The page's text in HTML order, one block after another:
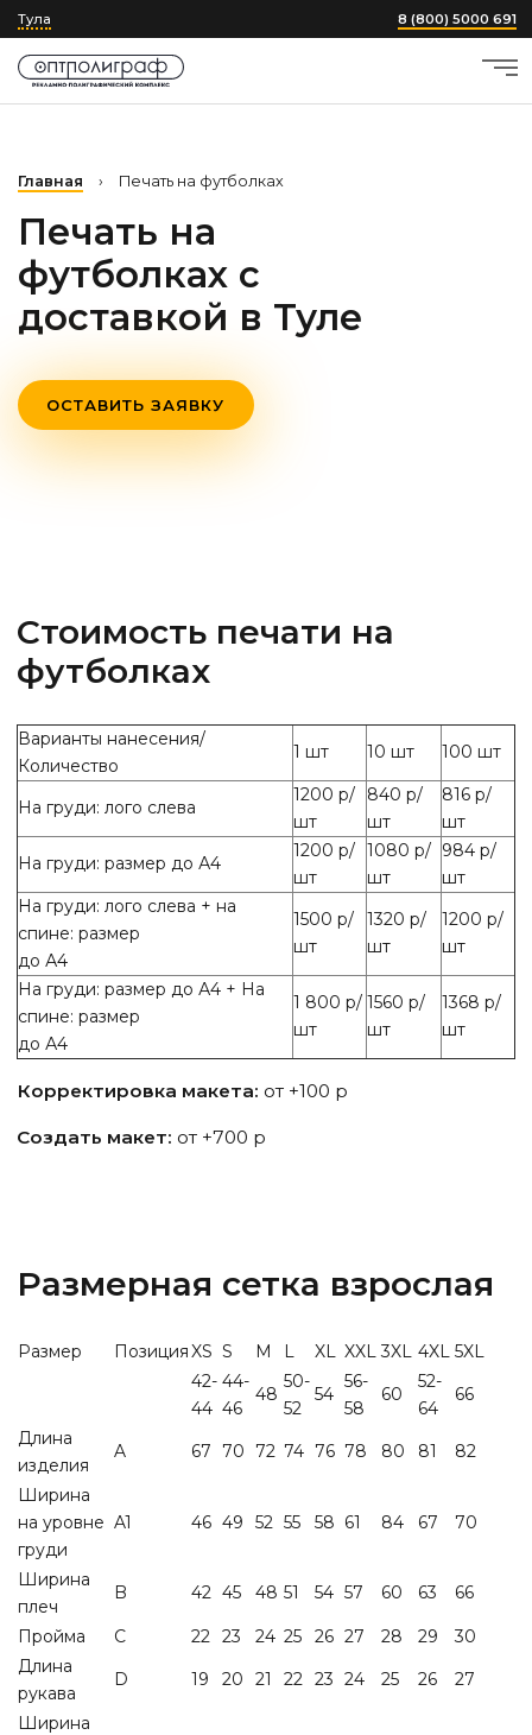
Тула 8 (800) 5000 691
Главная › Печать на футболках
Печать на
футболках с
доставкой в Туле
ОСТАВИТЬ ЗАЯВКУ
Стоимость печати на
футболках
Варианты нанесения/
Количество
1 шт 10 шт 100 шт
На груди: лого слева
1200 р/
шт
840 р/
шт
816 р/
шт
На груди: размер до А4
1200 р/
шт
1080 р/
шт
984 р/
шт
На груди: лого слева + на
спине: размер
до А4
1500 р/
шт
1320 р/
шт
1200 р/
шт
На груди: размер до А4 + На
спине: размер
до А4
1 800 р/
шт
1560 р/
шт
1368 р/
шт
Корректировка макета: от +100 р
Создать макет: от +700 р
Размерная сетка взрослая
Размер ПозицияXS S M L XL XXL 3XL 4XL 5XL
42-
44
44-
46
48
50-
52
54
56-
58
60
52-
64
66
Длина
изделия
A 67 70 72 74 76 78 80 81 82
Ширина
на уровне
груди
A1 46 49 52 55 58 61 84 67 70
Ширина
плеч
B 42 45 48 51 54 57 60 63 66
Пройма C 22 23 24 25 26 27 28 29
30
Длина
рукава
D 19 20 21 22 23 24 25 26 27
Ширина